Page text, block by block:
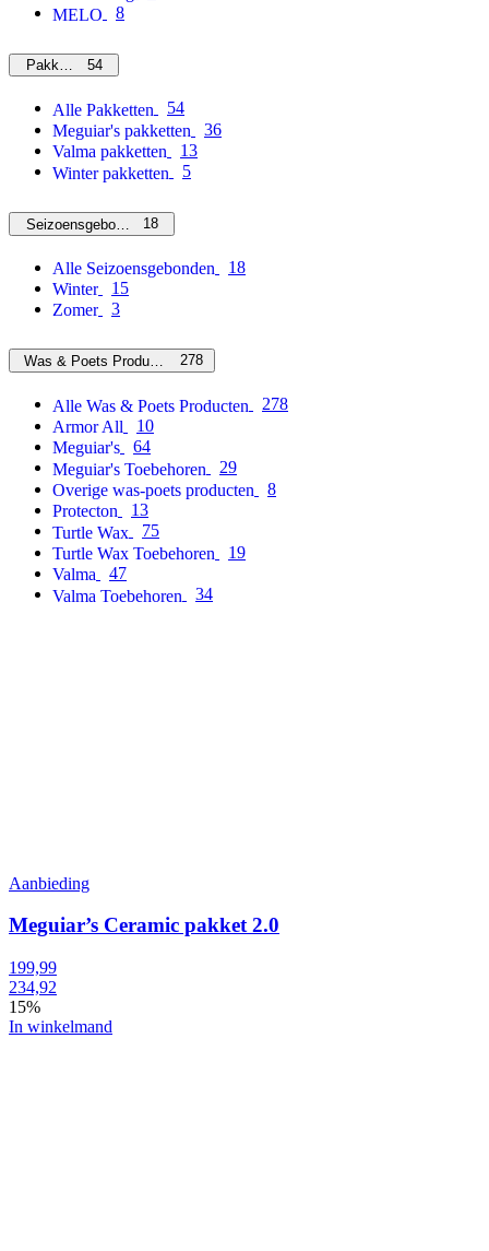
MELO
8
Pakketten54
Alle Pakketten
54
Meguiar's pakketten
36
Valma pakketten
13
Winter pakketten
5
Seizoensgebonden18
Alle Seizoensgebonden
18
Winter
15
Zomer
3
Was & Poets Producten 278
Alle Was & Poets Producten
278
Armor All
10
Meguiar's
64
Meguiar's Toebehoren
29
Overige was-poets producten
8
Protecton
13
Turtle Wax
75
Turtle Wax Toebehoren
19
Valma
47
Valma Toebehoren
34
Aanbieding
Meguiar’s Ceramic pakket 2.0
199,99
234,92
15%
In winkelmand